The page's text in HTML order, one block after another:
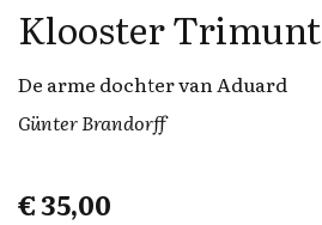
Klooster Trimunt
De arme dochter van Aduard
Günter Brandorff
€35,00